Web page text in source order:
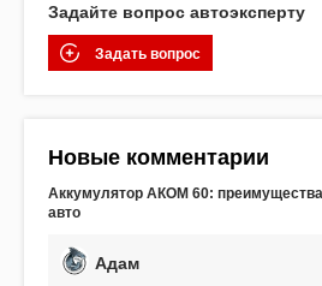
Задайте вопрос автоэксперту
Задать вопрос
Новые комментарии
Аккумулятор АКОМ 60:
авто
Адам